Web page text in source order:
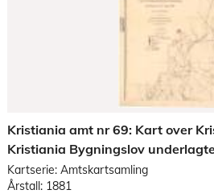
Kristiania amt nr 69: Kart over
Kristiania Bygningslov
Kartserie: Amtskartsamling
Årstall: 1881